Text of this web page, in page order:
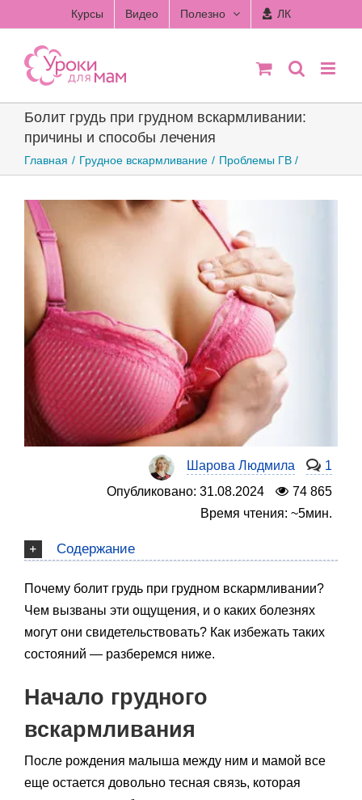
to
content
Курсы Видео Полезно ЛК
Болит грудь при грудном вскармливании:
причины и способы лечения
Главная Грудное вскармливание Проблемы ГВ
Шарова Людмила
1
Опубликовано: 31.08.2024
74 865
Время чтения: ~5мин.
Содержание
Почему болит грудь при грудном вскармливании?
Чем вызваны эти ощущения, и о каких болезнях
могут они свидетельствовать? Как избежать таких
состояний — разберемся ниже.
Начало грудного
вскармливания
После рождения малыша между ним и мамой все
еще остается довольно тесная связь, которая